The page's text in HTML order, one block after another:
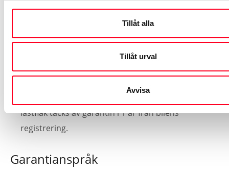
Tillåt alla
Tillåt urval
Avvisa
Skador av typen stenskott, repor och märken samt
skador som uppstått vid montering av tillbehör.
lastflak täcks av garantin i 1 år från bilens
registrering.
Garantianspråk